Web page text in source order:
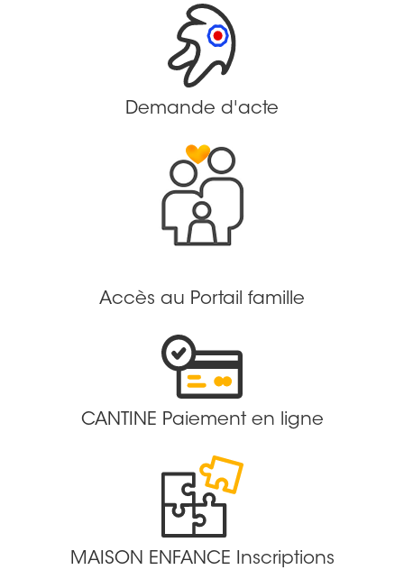
Demande d'acte
Accès au Portail famille
CANTINE Paiement en ligne
MAISON ENFANCE Inscriptions